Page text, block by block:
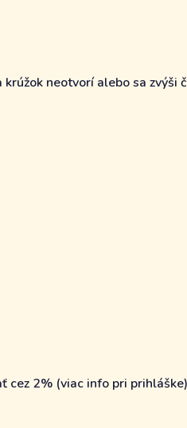
neotvorí alebo sa zvýši
cez 2% (viac info pri